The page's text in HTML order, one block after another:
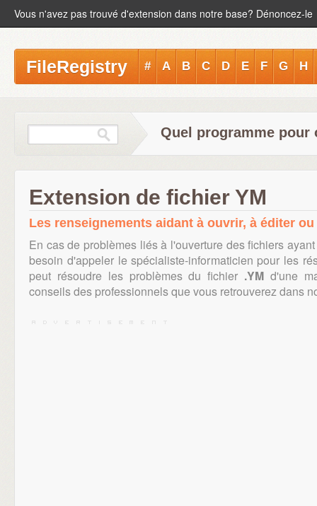
Vous n'avez pas trouvé d'extension dans notre base? Dénoncez-le
FileRegistry # A B C D E F G H
Quel programme
Extension de fichier YM
Les renseignements aidant à ouvrir, à éditer
En cas de problèmes liés à l'ouverture des fichiers
besoin d'appeler le spécialiste-informaticien pour les
peut résoudre les problèmes du fichier .YM d'une
conseils des professionnels que vous retrouverez dans